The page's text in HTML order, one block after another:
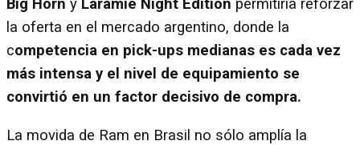
Big Horn y Laramie Night Edition permitiría reforzar
la oferta en el mercado argentino, donde la
competencia en pick-ups medianas es cada vez
más intensa y el nivel de equipamiento se
convirtió en un factor decisivo de compra.
La movida de Ram en Brasil no sólo amplía la